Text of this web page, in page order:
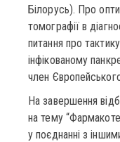
Білорусь). Про
томографії в
питання про
інфікованому
член
На завершення
на тему
у поєднанні з